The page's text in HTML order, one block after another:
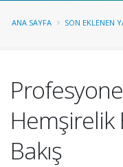
ANA SAYFA SON EKLENEN
Hemşirelik
Bakış